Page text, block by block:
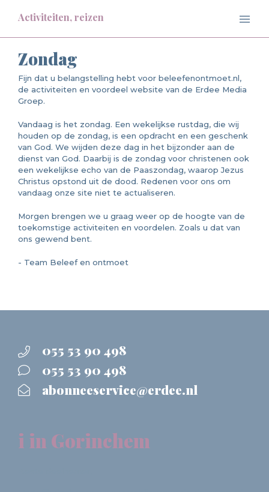
Activiteiten, reizen
Zondag
Fijn dat u belangstelling hebt voor beleefenontmoet.nl,
de activiteiten en voordeel website van de Erdee Media
Groep.
Vandaag is het zondag. Een wekelijkse rustdag, die wij
houden op de zondag, is een opdracht en een geschenk
van God. We wijden deze dag in het bijzonder aan de
dienst van God. Daarbij is de zondag voor christenen ook
een wekelijkse echo van de Paaszondag, waarop Jezus
Christus opstond uit de dood. Redenen voor ons om
vandaag onze site niet te actualiseren.
Morgen brengen we u graag weer op de hoogte van de
toekomstige activiteiten en voordelen. Zoals u dat van
ons gewend bent.
- Team Beleef en ontmoet
055 53 90 498
055 53 90 498
abonneeservice@erdee.nl
i in Gorinchem